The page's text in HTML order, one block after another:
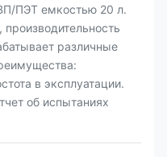
ПЭТ емкостью 20 л.
различные
в эксплуатации.
об испытаниях